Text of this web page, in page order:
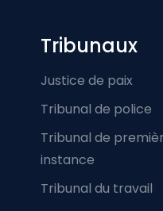
Tribunaux
Justice de paix
Tribunal de police
Tribunal de
instance
Tribunal du travail